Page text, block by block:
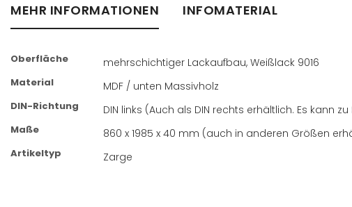
Bildergalerie
MEHR INFORMATIONEN
Mehr
Informationen
Oberfläche mehrschichtiger Lackaufbau, Weißlack 9016
Material MDF / unten Massivholz
DIN-Richtung DIN links (Auch als DIN rechts erhältlich. Es kann
Maße 860 x 1985 x 40 mm (auch in anderen Größen
Artikeltyp Zarge
INFOMATERIAL